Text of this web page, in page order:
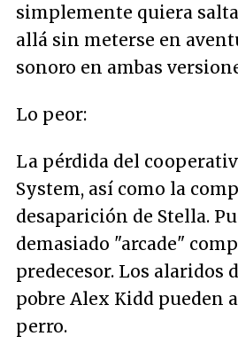
simplemente quiera
allá sin meterse en
sonoro en ambas
Lo peor:
La pérdida del
System, así como la
desaparición de Stella.
demasiado "arcade"
predecesor. Los alaridos
pobre Alex Kidd pueden
perro.